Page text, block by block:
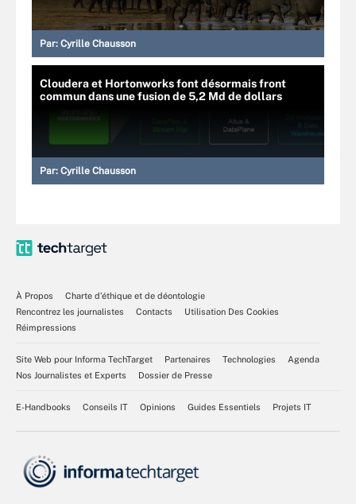
Par: Cyrille Chausson
Cloudera et Hortonworks font désormais front
commun dans une fusion de 5,2 Md de dollars
Par: Cyrille Chausson
À Propos
Charte d’éthique et de déontologie
Rencontrez les journalistes
Contacts
Utilisation Des Cookies
Réimpressions
Site Web pour Informa TechTarget Partenaires Technologies
Agenda
Nos Journalistes et Experts
Dossier de Presse
E-Handbooks Conseils IT Opinions Guides Essentiels Projets IT